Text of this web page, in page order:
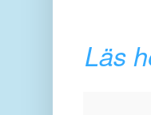
Läs